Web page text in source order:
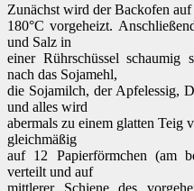
Zunächst wird der Backofen auf
180°C vorgeheizt.
und Salz in
einer Rührschüssel
nach das Sojamehl,
die Sojamilch, der Apfelessig,
und alles wird
abermals zu einem glatten Teig
gleichmäßig
auf 12 Papierförmchen (am
verteilt und auf
mittlerer Schiene des